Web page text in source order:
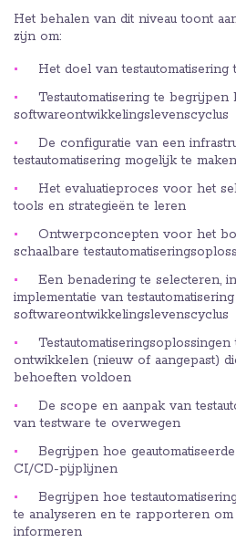
Het behalen van dit niveau toont
zijn om:
Het doel van
Testautomatisering te begrijpen
softwareontwikkelingslevenscyclus
De configuratie van een
testautomatisering mogelijk te maken
Het evaluatieproces voor het
tools en strategieën te leren
Ontwerpconcepten voor het
schaalbare
Een benadering te selecteren,
implementatie van
softwareontwikkelingslevenscyclus
ontwikkelen (nieuw of aangepast)
behoeften voldoen
De scope en aanpak van
van testware te overwegen
Begrijpen hoe
CI/CD-pijplijnen
Begrijpen hoe
te analyseren en te rapporteren
informeren